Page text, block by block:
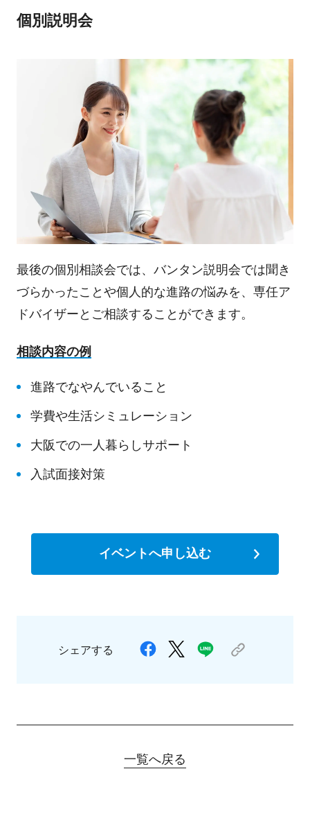
個別説明会
最後の個別相談会では、バンタン説明会では聞き
づらかったことや個人的な進路の悩みを、専任ア
ドバイザーとご相談することができます。
相談内容の例
進路でなやんでいること
学費や生活シミュレーション
大阪での一人暮らしサポート
入試面接対策
イベントへ申し込む
シェアする
一覧へ戻る